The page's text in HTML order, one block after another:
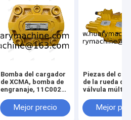
Bomba del cargador
de XCMA, bomba de
engranaje, 11C0028
Mejor precio
Piezas del
de la rueda de
válvula
14050001
Mejor